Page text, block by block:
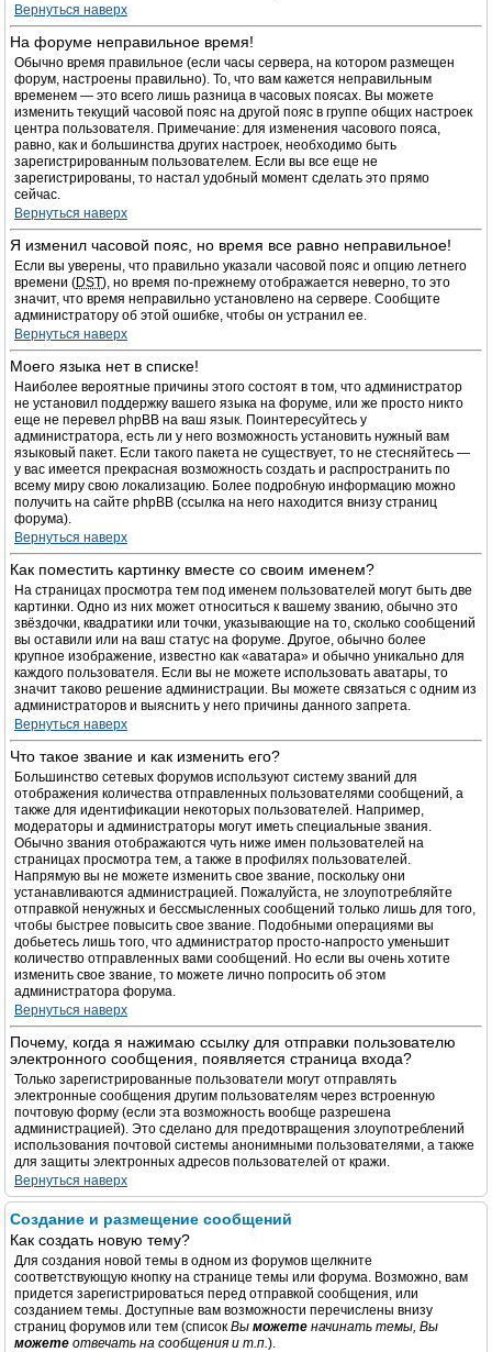
Вернуться наверх
На форуме неправильное время!
Обычно время правильное (если часы сервера, на котором размещен
форум, настроены правильно). То, что вам кажется неправильным
временем — это всего лишь разница в часовых поясах. Вы можете
изменить текущий часовой пояс на другой пояс в группе общих настроек
центра пользователя. Примечание: для изменения часового пояса,
равно, как и большинства других настроек, необходимо быть
зарегистрированным пользователем. Если вы все еще не
зарегистрированы, то настал удобный момент сделать это прямо
сейчас.
Вернуться наверх
Я изменил часовой пояс, но время все равно неправильное!
Если вы уверены, что правильно указали часовой пояс и опцию летнего
времени (DST), но время по-прежнему отображается неверно, то это
значит, что время неправильно установлено на сервере. Сообщите
администратору об этой ошибке, чтобы он устранил ее.
Вернуться наверх
Моего языка нет в списке!
Наиболее вероятные причины этого состоят в том, что администратор
не установил поддержку вашего языка на форуме, или же просто никто
еще не перевел phpBB на ваш язык. Поинтересуйтесь у
администратора, есть ли у него возможность установить нужный вам
языковый пакет. Если такого пакета не существует, то не стесняйтесь —
у вас имеется прекрасная возможность создать и распространить по
всему миру свою локализацию. Более подробную информацию можно
получить на сайте phpBB (ссылка на него находится внизу страниц
форума).
Вернуться наверх
Как поместить картинку вместе со своим именем?
На страницах просмотра тем под именем пользователей могут быть две
картинки. Одно из них может относиться к вашему званию, обычно это
звёздочки, квадратики или точки, указывающие на то, сколько сообщений
вы оставили или на ваш статус на форуме. Другое, обычно более
крупное изображение, известно как «аватара» и обычно уникально для
каждого пользователя. Если вы не можете использовать аватары, то
значит таково решение администрации. Вы можете связаться с одним из
администраторов и выяснить у него причины данного запрета.
Вернуться наверх
Что такое звание и как изменить его?
Большинство сетевых форумов используют систему званий для
отображения количества отправленных пользователями сообщений, а
также для идентификации некоторых пользователей. Например,
модераторы и администраторы могут иметь специальные звания.
Обычно звания отображаются чуть ниже имен пользователей на
страницах просмотра тем, а также в профилях пользователей.
Напрямую вы не можете изменить свое звание, поскольку они
устанавливаются администрацией. Пожалуйста, не злоупотребляйте
отправкой ненужных и бессмысленных сообщений только лишь для того,
чтобы быстрее повысить свое звание. Подобными операциями вы
добьетесь лишь того, что администратор просто-напросто уменьшит
количество отправленных вами сообщений. Но если вы очень хотите
изменить свое звание, то можете лично попросить об этом
администратора форума.
Вернуться наверх
Почему, когда я нажимаю ссылку для отправки пользователю
электронного сообщения, появляется страница входа?
Только зарегистрированные пользователи могут отправлять
электронные сообщения другим пользователям через встроенную
почтовую форму (если эта возможность вообще разрешена
администрацией). Это сделано для предотвращения злоупотреблений
использования почтовой системы анонимными пользователями, а также
для защиты электронных адресов пользователей от кражи.
Вернуться наверх
Создание и размещение сообщений
Как создать новую тему?
Для создания новой темы в одном из форумов щелкните
соответствующую кнопку на странице темы или форума. Возможно, вам
придется зарегистрироваться перед отправкой сообщения, или
созданием темы. Доступные вам возможности перечислены внизу
страниц форумов или тем (список Вы можете начинать темы, Вы
можете отвечать на сообщения и т.п.).